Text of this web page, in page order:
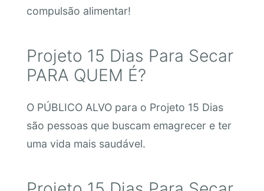
compulsão alimentar!
Projeto 15 Dias Para Secar
PARA QUEM É?
O PÚBLICO ALVO para o Projeto 15 Dias
são pessoas que buscam emagrecer e ter
uma vida mais saudável.